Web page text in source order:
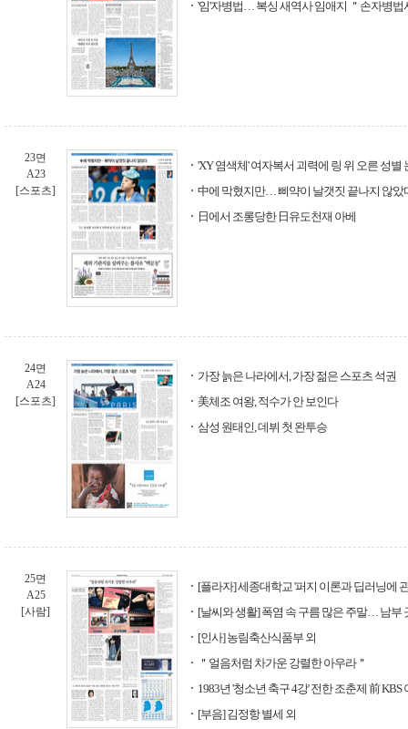
'임'자병법… 복싱 새역사 임애지 ＂손자병법
23면
A23
[스포츠]
'XY 염색체' 여자복서 괴력에 링 위 오른 성별
中에 막혔지만… 삐약이 날갯짓 끝나지 않았
日에서 조롱당한 日유도천재 아베
24면
A24
[스포츠]
가장 늙은 나라에서, 가장 젊은 스포츠 석권
美체조 여왕, 적수가 안 보인다
삼성 원태인, 데뷔 첫 완투승
25면
A25
[사람]
[플라자] 세종대학교 '퍼지 이론과 딥러닝에
[날씨와 생활] 폭염 속 구름 많은 주말… 남부
[인사] 농림축산식품부 외
＂얼음처럼 차가운 강렬한 아우라＂
1983년 '청소년 축구 4강' 전한 조춘제 前 KBS
[부음] 김정항 별세 외